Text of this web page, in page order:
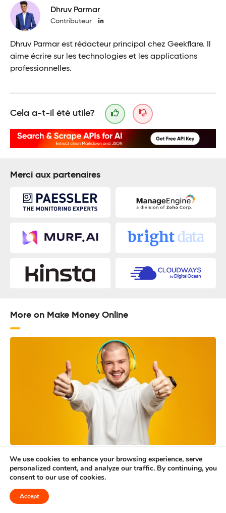
Dhruv Parmar
Contributeur
Dhruv Parmar est rédacteur principal chez Geekflare. Il
aime écrire sur les technologies et les applications
professionnelles.
Cela a-t-il été utile?
Merci aux partenaires
More on Make Money Online
Écoutez et gagnez de l’argent : 9 sites qui vous paient
pour écouter de la musique
We use cookies to enhance your browsing experience, serve
personalized content, and analyze our traffic. By continuing, you
consent to our use of cookies.
Accept